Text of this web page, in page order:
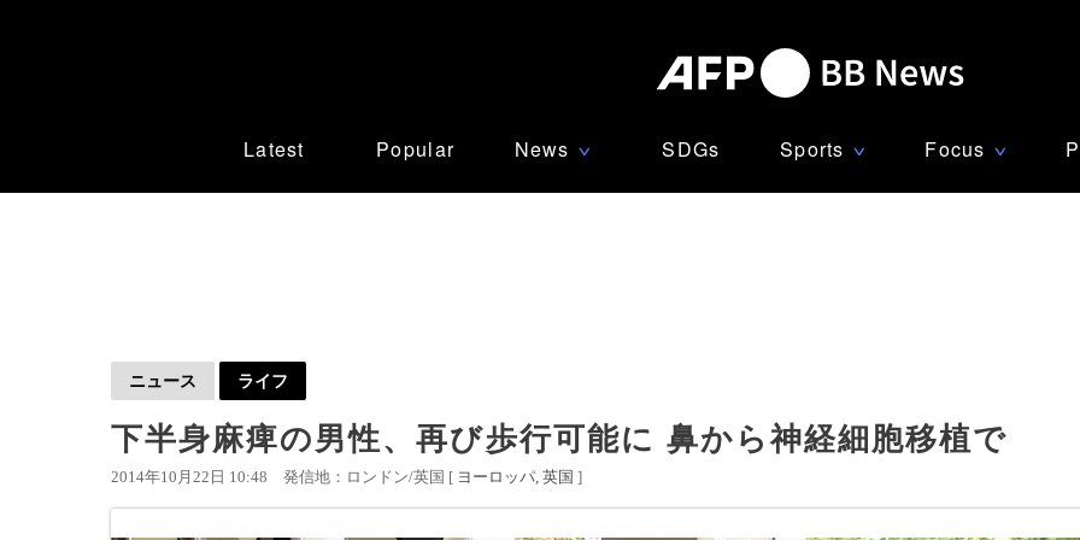
Latest Popular News ∨ SDGs Sports ∨ Focus ∨
ニュース ライフ
下半身麻痺の男性、再び歩行可能に 鼻から神経細胞移植で
2014年10月22日 10:48 発信地：ロンドン/英国 [ ヨーロッパ 英国 ]